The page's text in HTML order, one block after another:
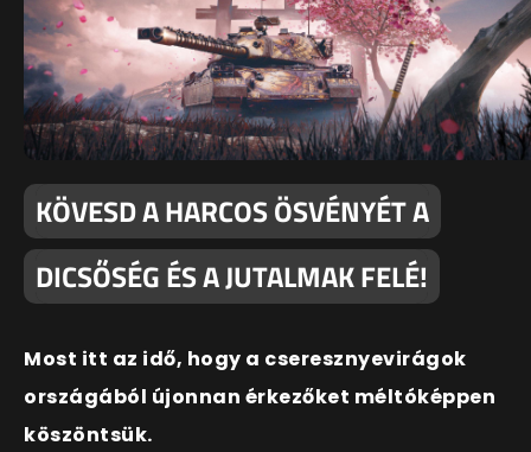
KÖVESD A HARCOS ÖSVÉNYÉT A
DICSŐSÉG ÉS A JUTALMAK FELÉ!
Most itt az idő, hogy a cseresznyevirágok
országából újonnan érkezőket méltóképpen
köszöntsük.